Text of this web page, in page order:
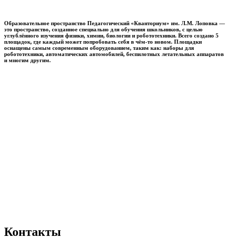
Образовательное пространство Педагогический «Кванториум» им. Л.М. Лоповка —
это пространство, созданное специально для обучения школьников, с целью
углублённого изучения физики, химии, биологии и робототехники. Всего создано 5
площадок, где каждый может попробовать себя в чём-то новом. Площадки
оснащены самым современным оборудованием, таким как: наборы для
робототехники, автоматических автомобилей, беспилотных летательных аппаратов
и многим другим.
Контакты